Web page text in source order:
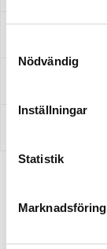
Nödvändig
Inställningar
Statistik
Marknadsföring